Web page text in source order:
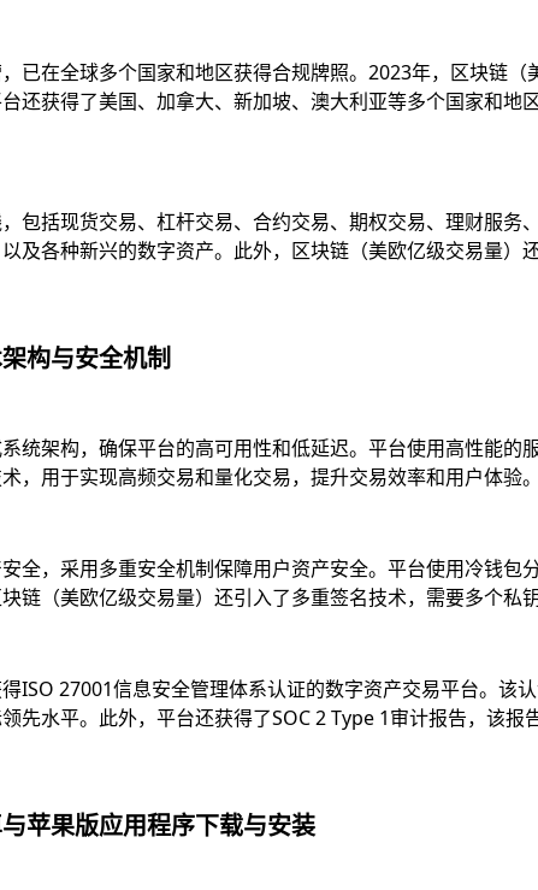
已在全球多个国家和地区获得合规牌照。2023年，区块链
还获得了美国、加拿大、新加坡、澳大利亚等多个国家和
包括现货交易、杠杆交易、合约交易、期权交易、理财服
及各种新兴的数字资产。此外，区块链（美欧亿级交易量
构与安全机制
统架构，确保平台的高可用性和低延迟。平台使用高性能
，用于实现高频交易和量化交易，提升交易效率和用户体验。
全，采用多重安全机制保障用户资产安全。平台使用冷钱
链（美欧亿级交易量）还引入了多重签名技术，需要多个私
ISO 27001信息安全管理体系认证的数字资产交易平台。该
先水平。此外，平台还获得了SOC 2 Type 1审计报告，该
苹果版应用程序下载与安装